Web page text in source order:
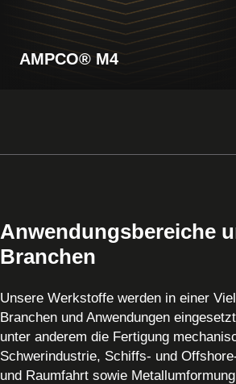
AMPCO® M4
Anwendungsbereiche
Branchen
Unsere Werkstoffe werden in einer
Branchen und Anwendungen
unter anderem die Fertigung
Schwerindustrie, Schiffs- und
und Raumfahrt sowie